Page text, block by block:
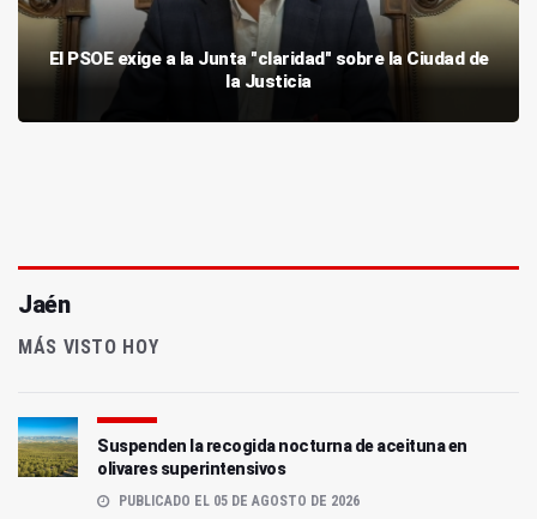
El PSOE exige a la Junta "claridad" sobre la Ciudad de
la Justicia
Jaén
MÁS VISTO HOY
Suspenden la recogida nocturna de aceituna en
olivares superintensivos
PUBLICADO EL 05 DE AGOSTO DE 2026